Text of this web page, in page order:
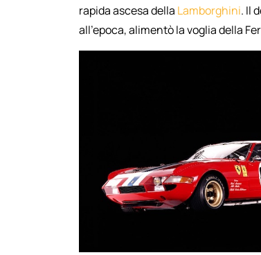
rapida ascesa della Lamborghini. Il
all'epoca, alimentò la voglia della